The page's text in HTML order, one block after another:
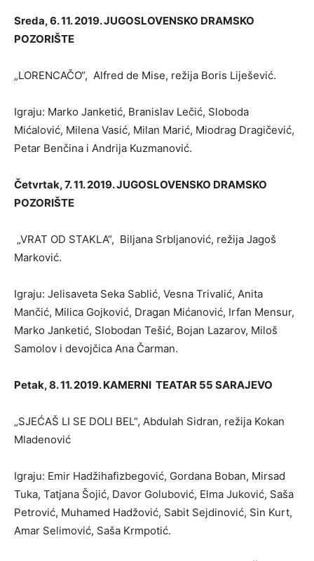
Sreda, 6. 11. 2019. JUGOSLOVENSKO DRAMSKO
POZORIŠTE
„LORENCAČO“, Alfred de Mise, režija Boris Liješević.
Igraju: Marko Janketić, Branislav Lečić, Sloboda
Mićalović, Milena Vasić, Milan Marić, Miodrag Dragičević,
Petar Benčina i Andrija Kuzmanović.
Četvrtak, 7. 11. 2019. JUGOSLOVENSKO DRAMSKO
POZORIŠTE
„VRAT OD STAKLA“, Biljana Srbljanović, režija Jagoš
Marković.
Igraju: Jelisaveta Seka Sablić, Vesna Trivalić, Anita
Mančić, Milica Gojković, Dragan Mićanović, Irfan Mensur,
Marko Janketić, Slobodan Tešić, Bojan Lazarov, Miloš
Samolov i devojčica Ana Čarman.
Petak, 8. 11. 2019. KAMERNI TEATAR 55 SARAJEVO
„SJEĆAŠ LI SE DOLI BEL“, Abdulah Sidran, režija Kokan
Mladenović
Igraju: Emir Hadžihafizbegović, Gordana Boban, Mirsad
Tuka, Tatjana Šojić, Davor Golubović, Elma Juković, Saša
Petrović, Muhamed Hadžović, Sabit Sejdinović, Sin Kurt,
Amar Selimović, Saša Krmpotić.